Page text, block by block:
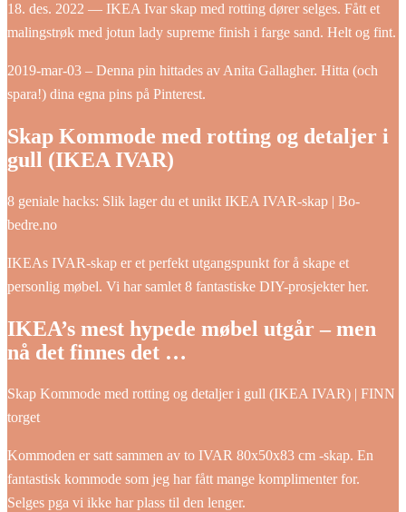
18. des. 2022 — IKEA Ivar skap med rotting dører selges. Fått et
malingstrøk med jotun lady supreme finish i farge sand. Helt og fint.
2019-mar-03 – Denna pin hittades av Anita Gallagher. Hitta (och
spara!) dina egna pins på Pinterest.
Skap Kommode med rotting og detaljer i
gull (IKEA IVAR)
8 geniale hacks: Slik lager du et unikt IKEA IVAR-skap | Bo-
bedre.no
IKEAs IVAR-skap er et perfekt utgangspunkt for å skape et
personlig møbel. Vi har samlet 8 fantastiske DIY-prosjekter her.
IKEA’s mest hypede møbel utgår – men
nå det finnes det …
Skap Kommode med rotting og detaljer i gull (IKEA IVAR) | FINN
torget
Kommoden er satt sammen av to IVAR 80x50x83 cm -skap. En
fantastisk kommode som jeg har fått mange komplimenter for.
Selges pga vi ikke har plass til den lenger.